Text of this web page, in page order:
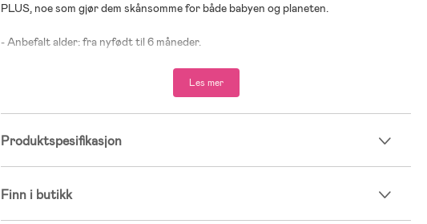
PLUS, noe som gjør dem skånsomme for både babyen og planeten.
- Anbefalt alder: fra nyfødt til 6 måneder.
Les mer
Produktspesifikasjon
Finn i butikk